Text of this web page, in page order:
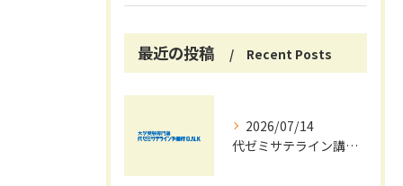
最近の投稿 Recent Posts
2026/07/14
代ゼミサテライン講座で夏期講習会を自宅受講し大学受験対策を効率化する方法